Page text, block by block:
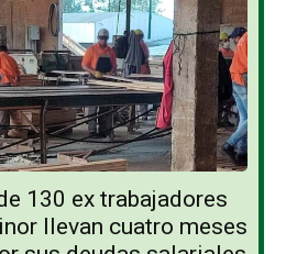
130 ex trabajadores
llevan cuatro meses